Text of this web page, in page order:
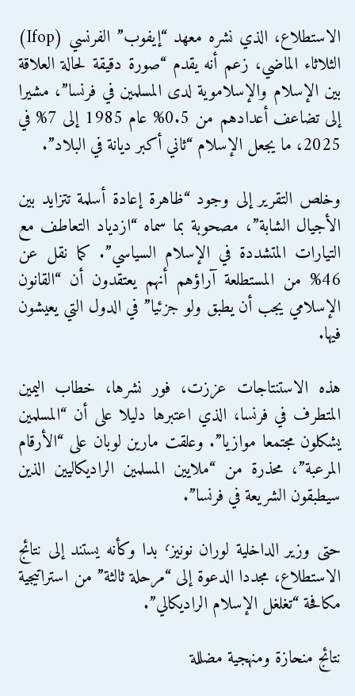
الاستطلاع، الذي نشره معهد “إيفوب” الفرنسي (Ifop)
الثلاثاء الماضي، زعم أنه يقدم “صورة دقيقة لحالة العلاقة
بين الإسلام والإسلاموية لدى المسلمين في فرنسا”، مشيرا
إلى تضاعف أعدادهم من 0.5% عام 1985 إلى 7% في
2025، ما يجعل الإسلام “ثاني أكبر ديانة في البلاد”.
وخلص التقرير إلى وجود “ظاهرة إعادة أسلمة تتزايد بين
الأجيال الشابة”، مصحوبة بما سماه “ازدياد التعاطف مع
التيارات المتشددة في الإسلام السياسي”. كما نقل عن
46% من المستطلعة آراؤهم أنهم يعتقدون أن “القانون
الإسلامي يجب أن يطبق ولو جزئيا” في الدول التي يعيشون
فيها.
هذه الاستنتاجات عززت، فور نشرها، خطاب اليمين
المتطرف في فرنسا، الذي اعتبرها دليلا على أن “المسلمين
يشكلون مجتمعا موازيا”. وعلقت مارين لوبان على “الأرقام
المرعبة”، محذرة من “ملايين المسلمين الراديكاليين الذين
سيطبقون الشريعة في فرنسا”.
حتى وزير الداخلية لوران نونيز٬ بدا وكأنه يستند إلى نتائج
الاستطلاع، مجددا الدعوة إلى “مرحلة ثالثة” من استراتيجية
مكافحة “تغلغل الإسلام الراديكالي”.
نتائج منحازة ومنهجية مضللة